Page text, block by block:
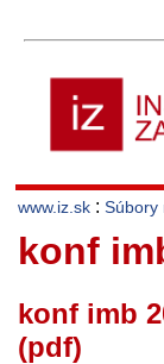
www.iz.sk : Súbory
konf
konf imb
(pdf)